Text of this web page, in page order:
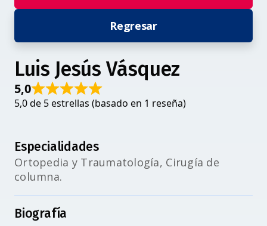
Regresar
Luis Jesús Vásquez
5,0
5,0 de 5 estrellas (basado en 1 reseña)
Especialidades
Ortopedia y Traumatología, Cirugía de
columna.
Biografía